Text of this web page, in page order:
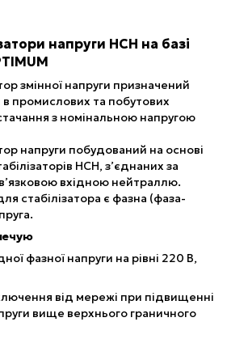
напруги НСН на базі
змінної напруги призначений
в промислових та побутових
з номінальною напругою
напруги побудований на основі
НСН, з’єднаних за
вхідною нейтраллю.
стабілізатора є фазна (фаза-
фазної напруги на рівні 220 В,
від мережі при підвищенні
вище верхнього граничного